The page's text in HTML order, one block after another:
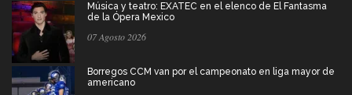
Música y teatro: EXATEC en el elenco de El Fantasma
de la Ópera Mexico
07 Agosto 2026
Borregos CCM van por el campeonato en liga mayor de
americano